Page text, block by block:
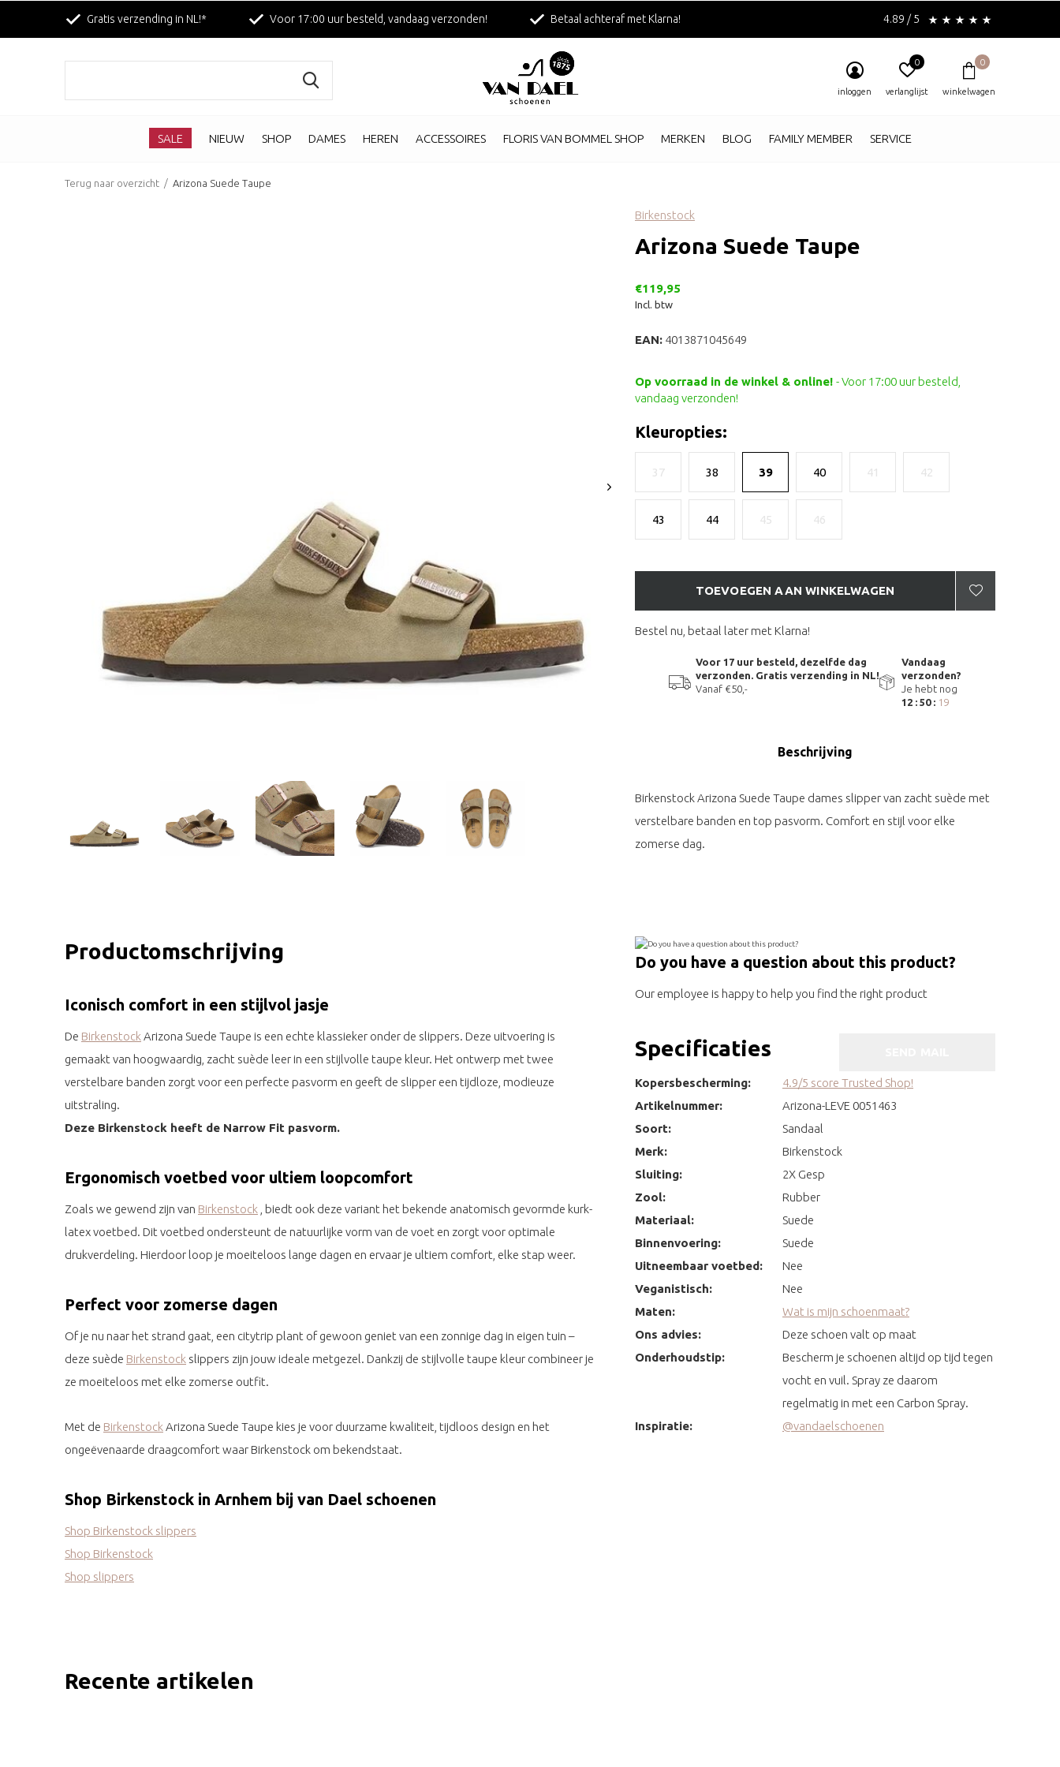
SALE NIEUW SHOP DAMES HEREN ACCESSOIRES FLORIS VAN BOMMEL SHOP MERKEN BLOG FAMILY MEMBER SERVICE
inloggen verlanglijst
0
winkelwagen
0
Gratis verzending in NL!* Voor 17:00 uur besteld, vandaag verzonden! Betaal achteraf met Klarna! 4.89 / 5
Terug naar overzicht Arizona Suede Taupe
Birkenstock
Arizona Suede Taupe
€119,95
Incl. btw
EAN: 4013871045649
Op voorraad in de winkel & online! - Voor 17:00 uur besteld,
vandaag verzonden!
Kleuropties:
37 38 39 40 41 42
43 44 45 46
TOEVOEGEN AAN WINKELWAGEN
Bestel nu, betaal later met Klarna!
Voor 17 uur besteld, dezelfde dag
verzonden. Gratis verzending in NL!
Vanaf €50,-
Vandaag
verzonden?
Je hebt nog
12 : 50 : 18
Beschrijving
Birkenstock Arizona Suede Taupe dames slipper van zacht suède met
verstelbare banden en top pasvorm. Comfort en stijl voor elke
zomerse dag.
Productomschrijving
Iconisch comfort in een stijlvol jasje
De Birkenstock Arizona Suede Taupe is een echte klassieker onder de slippers. Deze uitvoering is
gemaakt van hoogwaardig, zacht suède leer in een stijlvolle taupe kleur. Het ontwerp met twee
verstelbare banden zorgt voor een perfecte pasvorm en geeft de slipper een tijdloze, modieuze
uitstraling.
Deze Birkenstock heeft de Narrow Fit pasvorm.
Ergonomisch voetbed voor ultiem loopcomfort
Zoals we gewend zijn van Birkenstock , biedt ook deze variant het bekende anatomisch gevormde kurk-
latex voetbed. Dit voetbed ondersteunt de natuurlijke vorm van de voet en zorgt voor optimale
drukverdeling. Hierdoor loop je moeiteloos lange dagen en ervaar je ultiem comfort, elke stap weer.
Perfect voor zomerse dagen
Of je nu naar het strand gaat, een citytrip plant of gewoon geniet van een zonnige dag in eigen tuin –
deze suède Birkenstock slippers zijn jouw ideale metgezel. Dankzij de stijlvolle taupe kleur combineer je
ze moeiteloos met elke zomerse outfit.
Met de Birkenstock Arizona Suede Taupe kies je voor duurzame kwaliteit, tijdloos design en het
ongeëvenaarde draagcomfort waar Birkenstock om bekendstaat.
Shop Birkenstock in Arnhem bij van Dael schoenen
Shop Birkenstock slippers
Shop Birkenstock
Shop slippers
Do you have a question about this product?
Our employee is happy to help you find the right product
Specificaties
Kopersbescherming:
4.9/5 score Trusted Shop!
Artikelnummer:
Arizona-LEVE 0051463
Soort:
Sandaal
Merk:
Birkenstock
Sluiting:
2X Gesp
Zool:
Rubber
Materiaal:
Suede
Binnenvoering:
Suede
Uitneembaar voetbed:
Nee
Veganistisch:
Nee
Maten:
Wat is mijn schoenmaat?
Ons advies:
Deze schoen valt op maat
Onderhoudstip:
Bescherm je schoenen altijd op tijd tegen
vocht en vuil. Spray ze daarom
regelmatig in met een Carbon Spray.
Inspiratie:
@vandaelschoenen
Recente artikelen